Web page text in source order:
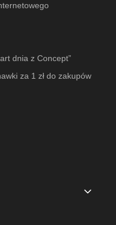
dnia z Concept”
za 1 zł do zakupów